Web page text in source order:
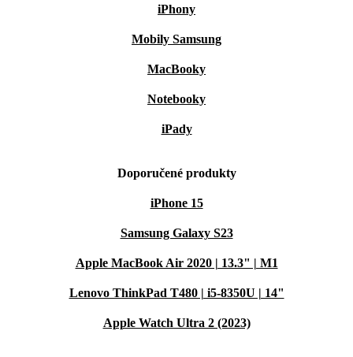
iPhony
Mobily Samsung
MacBooky
Notebooky
iPady
Doporučené produkty
iPhone 15
Samsung Galaxy S23
Apple MacBook Air 2020 | 13.3" | M1
Lenovo ThinkPad T480 | i5-8350U | 14"
Apple Watch Ultra 2 (2023)